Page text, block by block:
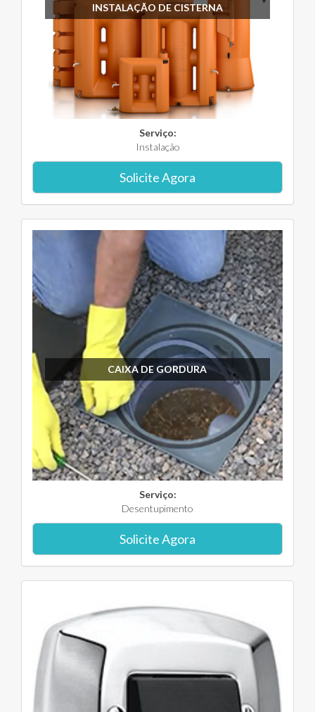
INSTALAÇÃO DE CISTERNA
Serviço:
Instalação
Solicite Agora
CAIXA DE GORDURA
Serviço:
Desentupimento
Solicite Agora